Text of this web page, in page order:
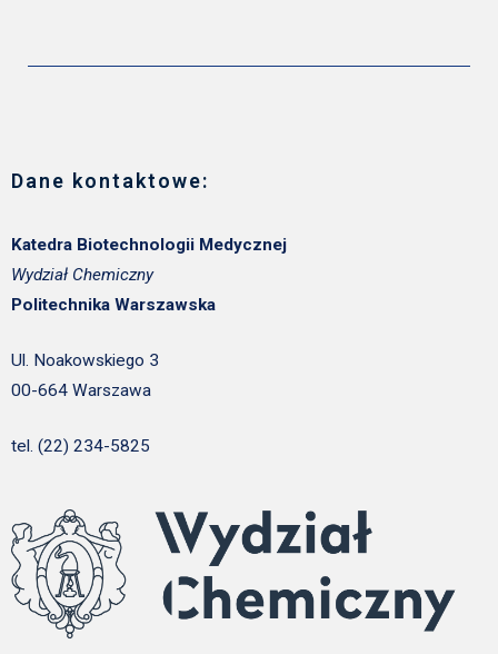
Dane kontaktowe:
Katedra Biotechnologii Medycznej
Wydział Chemiczny
Politechnika Warszawska
Ul. Noakowskiego 3
00-664 Warszawa
tel. (22) 234-5825